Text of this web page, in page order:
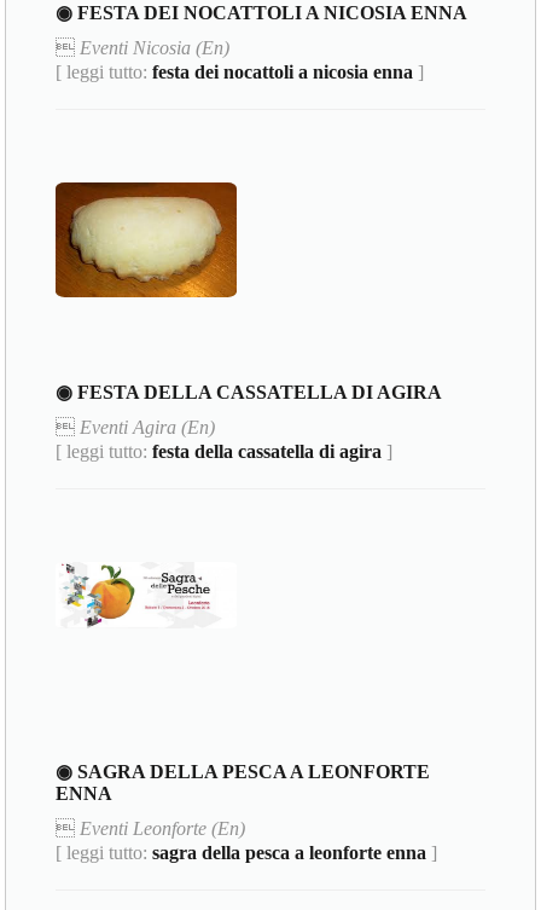
◉ FESTA DEI NOCATTOLI A NICOSIA ENNA
 Eventi Nicosia (En)
[ leggi tutto:festa dei nocattoli a nicosia enna ]
◉ FESTA DELLA CASSATELLA DI AGIRA
 Eventi Agira (En)
[ leggi tutto:festa della cassatella di agira ]
◉ SAGRA DELLA PESCA A LEONFORTE
ENNA
 Eventi Leonforte (En)
[ leggi tutto:sagra della pesca a leonforte enna ]